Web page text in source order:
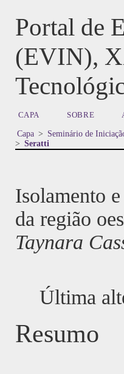
Portal de
(EVIN),
CAPA SOBRE
Capa > Seminário de
> Seratti
Isolamento
da região
Taynara
Última
Resumo